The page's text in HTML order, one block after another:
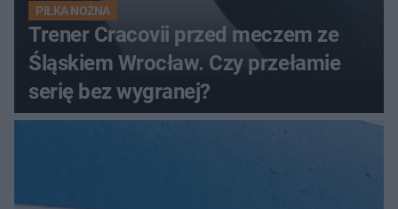
PIŁKA NOŻNA
Trener Cracovii przed meczem ze
Śląskiem Wrocław. Czy przełamie
serię bez wygranej?